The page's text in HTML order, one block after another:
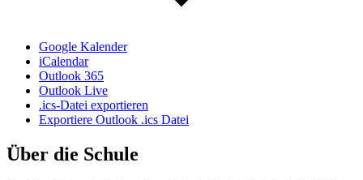
Google Kalender
iCalendar
Outlook 365
Outlook Live
.ics-Datei exportieren
Exportiere Outlook .ics Datei
Über die Schule